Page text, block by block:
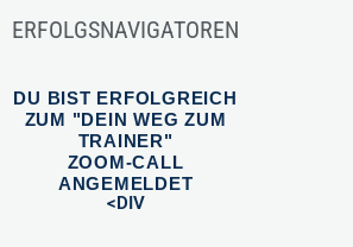
ERFOLGSNAVIGATOREN
DU BIST ERFOLGREICH
ZUM "DEIN WEG ZUM
TRAINER"
ZOOM-CALL
ANGEMELDET
<DIV